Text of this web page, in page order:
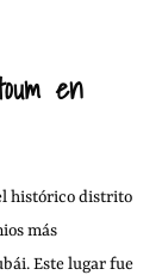
en
histórico distrito
más
Este lugar fue